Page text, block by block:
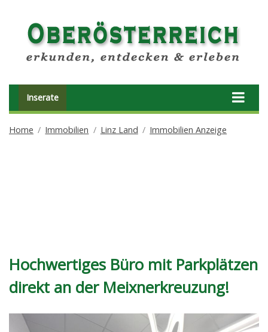
Inserate
Home Immobilien Linz Land Immobilien Anzeige
Hochwertiges Büro mit Parkplätzen
direkt an der Meixnerkreuzung!